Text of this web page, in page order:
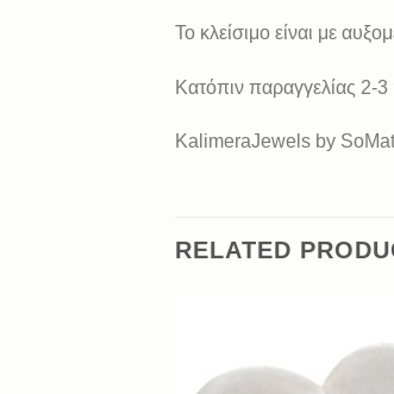
Το κλείσιμο είναι με
Κατόπιν παραγγελίας 2-3
KalimeraJewels by
RELATED